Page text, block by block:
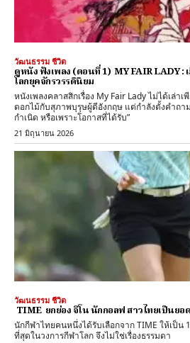
วัฒนธรรม ชีวิต
ดูหนัง ฟังเพลง (ตอนที่ 1) MY FAIR LADY :
โลกยุคจักรวรรดินิยม
หนังเพลงคลาสสิกเรื่อง My Fair Lady ไม่ได้เล่า
ดอกไม้กับสุภาพบุรุษผู้ดีอังกฤษ แต่กำลังตั้งคำถ
กำเนิด หรือเพราะโอกาสที่ได้รับ”
21 มิถุนายน 2026
วัฒนธรรม ชีวิต
TIME ยกย่อง จีโน นักกอลฟ สาวไทยเป็นย
นักกีฬาไทยคนหนึ่งได้รับเลือกจาก TIME ให้เป็น
ที่สุดในวงการกีฬาโลก จึงไม่ใช่เรื่องธรรมดา